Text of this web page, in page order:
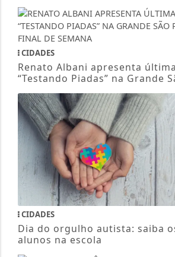
CIDADES
Renato Albani apresenta
“Testando Piadas” na Grande
CIDADES
Dia do orgulho autista: saiba
alunos na escola